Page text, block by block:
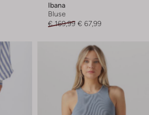
Ibana
Bluse
€ 169,99 € 67,99